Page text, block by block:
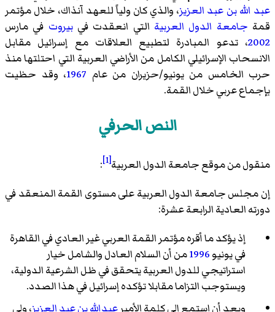
عبد الله بن عبد العزيز، والذي كان ولياً للعهد آنذاك، خلال مؤتمر
قمة جامعة الدول العربية التي انعقدت فيبيروت في مارس
2002، تدعو المبادرة لتطبيع العلاقات مع إسرائيل مقابل
الانسحاب الإسرائيلي الكامل من الأراضي العربية التي احتلتها منذ
حرب الخامس من يونيو/حزيران من عام 1967، وقد حظيت
بإجماع عربي خلال القمة.
النص الحرفي
منقول من موقع جامعة الدول العربية[1]
:
إن مجلس جامعة الدول العربية على مستوى القمة المنعقد في
دورته العادية الرابعة عشرة:
إذ يؤكد ما أقره مؤتمر القمة العربي غير العادي في القاهرة
في يونيو1996من أن السلام العادل والشامل خيار
استراتيجي للدول العربية يتحقق في ظل الشرعية الدولية،
ويستوجب التزاما مقابلا تؤكده إسرائيل في هذا الصدد.
وبعد أن استمع إلى كلمة الأميرعبدالله بن عبد العزيز، ولي